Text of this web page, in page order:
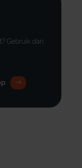
Gebruik dan